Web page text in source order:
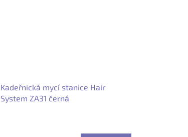
Kadeřnická mycí stanice Hair
System ZA31 černá